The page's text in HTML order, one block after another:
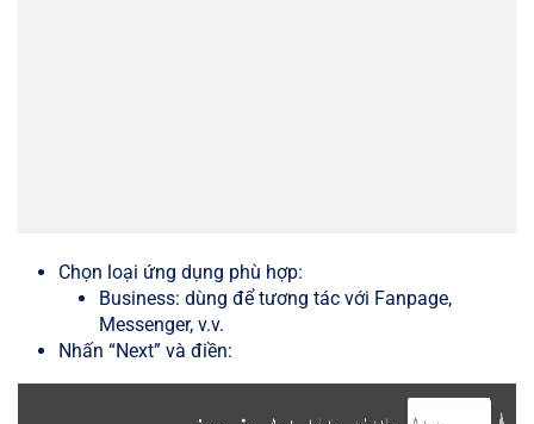
Chọn loại ứng dụng phù hợp:
Business: dùng để tương tác với Fanpage,
Messenger, v.v.
Nhấn “Next” và điền: